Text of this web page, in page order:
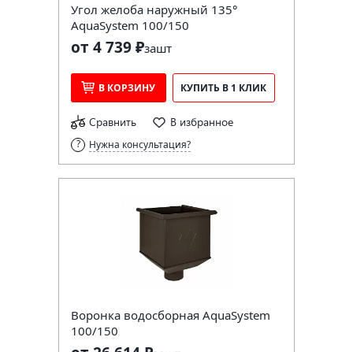
Угол желоба наружный 135°
AquaSystem 100/150
от 4 739 ₽зашт
В КОРЗИНУ КУПИТЬ В 1 КЛИК
Сравнить В избранное
Нужна консультация?
Воронка водосборная AquaSystem
100/150